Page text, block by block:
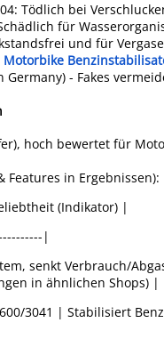
Tödlich bei
für
und für
Motorbike
- Fakes
hoch bewertet für
Features in Ergebnissen):
(Indikator) |
|
senkt Verbrauch/
in ähnlichen Shops) |
3041 | Stabilisiert